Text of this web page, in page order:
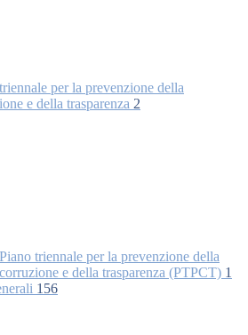
per la prevenzione della
e della trasparenza 2
Piano triennale per la prevenzione della
corruzione e della trasparenza (PTPCT) 1
156